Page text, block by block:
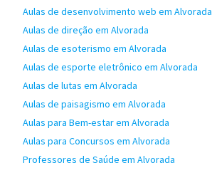
Aulas de desenvolvimento web em Alvorada
Aulas de direção em Alvorada
Aulas de esoterismo em Alvorada
Aulas de esporte eletrônico em Alvorada
Aulas de lutas em Alvorada
Aulas de paisagismo em Alvorada
Aulas para Bem-estar em Alvorada
Aulas para Concursos em Alvorada
Professores de Saúde em Alvorada